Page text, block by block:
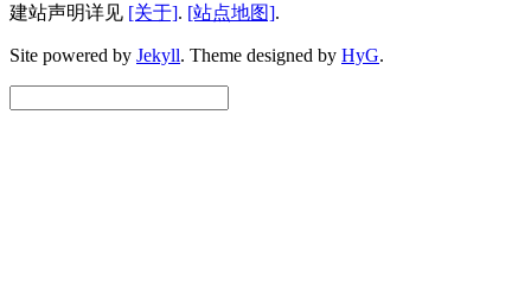
建站声明详见 [关于]. [站点地图].
Site powered by Jekyll. Theme designed by HyG.